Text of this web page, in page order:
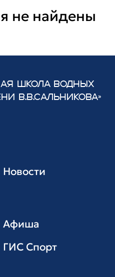
не найдены
ШКОЛА ВОДНЫХ
В.В.САЛЬНИКОВА»
Новости
Афиша
ГИС Cпорт